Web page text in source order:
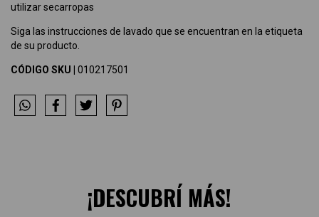
utilizar secarropas
Siga las instrucciones de lavado que se encuentran en la etiqueta
de su producto.
CÓDIGO SKU | 010217501
¡DESCUBRÍ MÁS!